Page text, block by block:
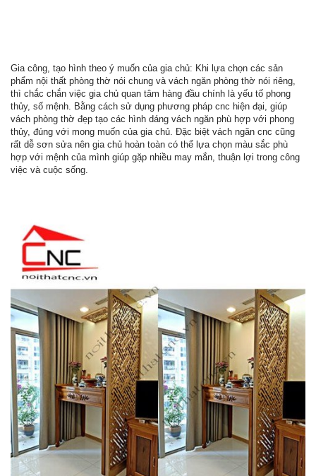
Gia công, tạo hình theo ý muốn của gia chủ: Khi lựa chọn các sản
phẩm nội thất phòng thờ nói chung và vách ngăn phòng thờ nói riêng,
thì chắc chắn việc gia chủ quan tâm hàng đầu chính là yếu tố phong
thủy, số mệnh. Bằng cách sử dụng phương pháp cnc hiện đại, giúp
vách phòng thờ đẹp tạo các hình dáng vách ngăn phù hợp với phong
thủy, đúng với mong muốn của gia chủ. Đặc biệt vách ngăn cnc cũng
rất dễ sơn sửa nên gia chủ hoàn toàn có thể lựa chọn màu sắc phù
hợp với mệnh của mình giúp gặp nhiều may mắn, thuận lợi trong công
việc và cuộc sống.